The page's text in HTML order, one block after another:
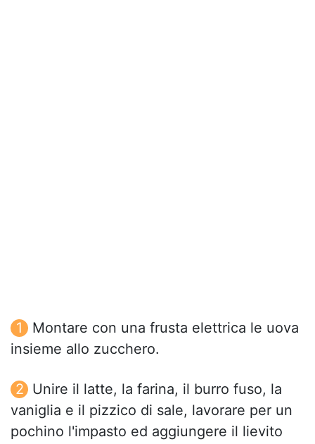
Montare con una frusta elettrica le uova
insieme allo zucchero.
Unire il latte, la farina, il burro fuso, la
vaniglia e il pizzico di sale, lavorare per un
pochino l'impasto ed aggiungere il lievito